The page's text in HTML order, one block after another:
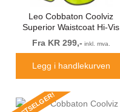
Leo Cobbaton Coolviz
Superior Waistcoat Hi-Vis
Yellow
Fra KR 299,- inkl. mva.
Legg i handlekurven